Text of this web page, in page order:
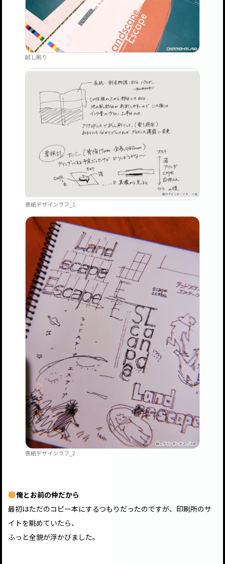
試し刷り
表紙デザインラフ_1
表紙デザインラフ_2
俺とお前の仲だから
最初はただのコピー本にするつもりだったのですが、印刷所のサ
イトを眺めていたら、
ふっと全貌が浮かびました。